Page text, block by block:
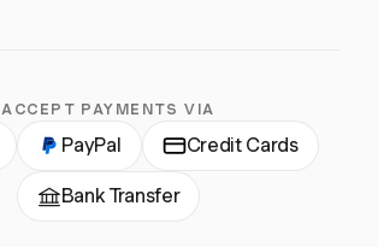
ACCEPT PAYMENTS VIA
PayPal Credit Cards
Bank Transfer